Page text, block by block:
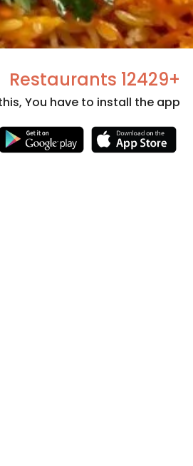
+12429 Restaurants
You have to install the app.